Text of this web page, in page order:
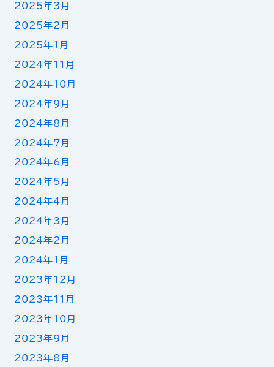
2025年3月
2025年2月
2025年1月
2024年11月
2024年10月
2024年9月
2024年8月
2024年7月
2024年6月
2024年5月
2024年4月
2024年3月
2024年2月
2024年1月
2023年12月
2023年11月
2023年10月
2023年9月
2023年8月